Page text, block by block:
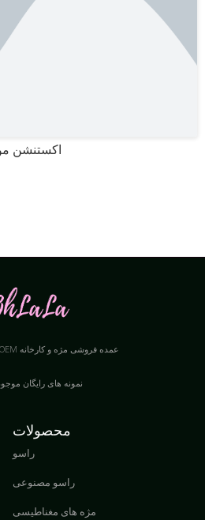
اکستنشن
عمده فروشی مژه و کارخانه OEM واقعی راسو چین
نمونه های رایگان
محصولات
راسو
راسو مصنوعی
مژه های مغناطیسی